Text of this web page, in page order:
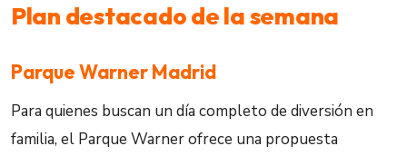
Plan destacado de la semana
Parque Warner Madrid
Para quienes buscan un día completo de diversión en
familia, el Parque Warner ofrece una propuesta